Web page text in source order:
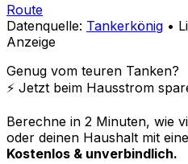
Route
Datenquelle: Tankerkönig •
Anzeige
Genug vom teuren Tanken?
⚡️ Jetzt beim Hausstrom
Berechne in 2 Minuten, wie
oder deinen Haushalt mit
Kostenlos & unverbindlich.